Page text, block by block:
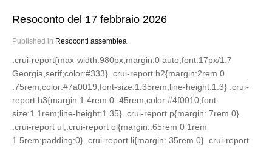
Resoconto del 17 febbraio 2026
Published in Resoconti assemblea
.crui-report{max-width:980px;margin:0 auto;font:17px/1.7
Georgia,serif;color:#333} .crui-report h2{margin:2rem 0
.75rem;color:#7a0019;font-size:1.35rem;line-height:1.3} .crui-
report h3{margin:1.4rem 0 .45rem;color:#4f0010;font-
size:1.1rem;line-height:1.35} .crui-report p{margin:.7rem 0}
.crui-report ul,.crui-report ol{margin:.65rem 0 1rem
1.5rem;padding:0} .crui-report li{margin:.35rem 0} .crui-report